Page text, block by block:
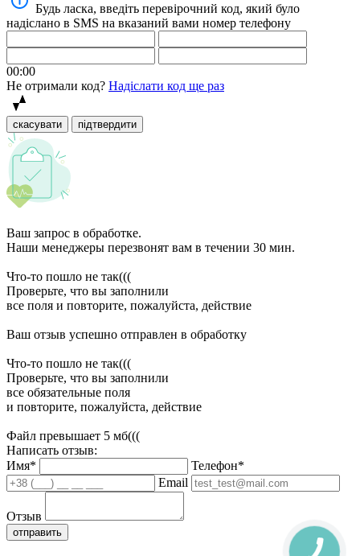
Будь ласка, введіть перевірочний код, який було
надіслано в SMS на вказаний вами номер телефону
00:00
Не отримали код? Надіслати код ще раз
скасувати підтвердити
Ваш запрос в обработке.
Наши менеджеры перезвонят вам в течении 30 мин.
Что-то пошло не так(((
Проверьте, что вы заполнили
все поля и повторите, пожалуйста, действие
Ваш отзыв успешно отправлен в обработку
Что-то пошло не так(((
Проверьте, что вы заполнили
все обязательные поля
и повторите, пожалуйста, действие
Файл превышает 5 мб(((
Написать отзыв:
Имя*
Телефон*
Email
Отзыв
отправить